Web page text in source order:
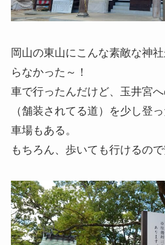
岡山の東山にこんな素敵な神
らなかった～！
車で行ったんだけど、玉井宮
（舗装されてる道）を少し登
車場もある。
もちろん、歩いても行けるので